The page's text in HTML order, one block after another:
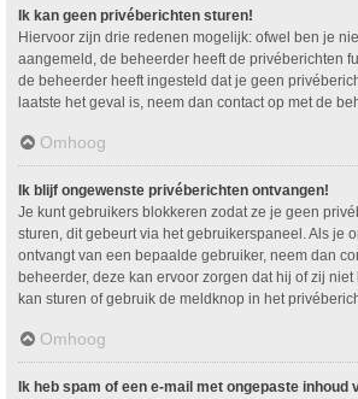
Ik kan geen privéberichten sturen!
Hiervoor zijn drie redenen mogelijk: ofwel ben je
aangemeld, de beheerder heeft de privéberichten
de beheerder heeft ingesteld dat je geen
laatste het geval is, neem dan contact op met de
Omhoog
Ik blijf ongewenste privéberichten ontvangen!
Je kunt gebruikers blokkeren zodat ze je geen
sturen, dit gebeurt via het gebruikerspaneel. Als je
ontvangt van een bepaalde gebruiker, neem dan
beheerder, deze kan ervoor zorgen dat hij of zij
kan sturen of gebruik de meldknop in het
Omhoog
Ik heb spam of een e-mail met ongepaste inhoud